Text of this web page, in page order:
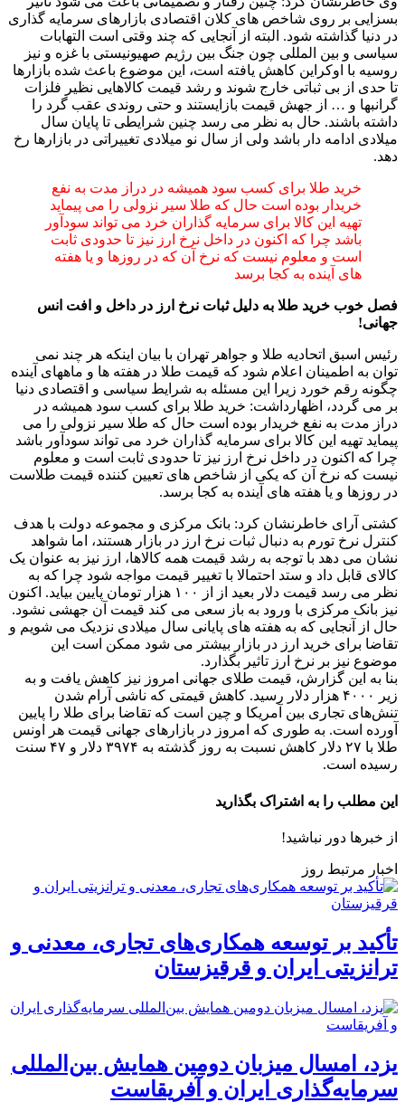
بسزایی بر روی شاخص های کلان اقتصادی بازارهای سرمایه گذاری
در دنیا گذاشته شود. البته از آنجایی که چند وقتی است التهابات
سیاسی و بین المللی چون جنگ بین رژیم صهیونیستی با غزه و نیز
روسیه با اوکراین کاهش یافته است، این موضوع باعث شده بازارها
تا حدی از بی ثباتی خارج شوند و رشد قیمت کالاهایی نظیر فلزات
گرانبها و … از جهش قیمت بازایستند و حتی روندی عقب گرد را
داشته باشند. حال به نظر می رسد چنین شرایطی تا پایان سال
میلادی ادامه دار باشد ولی از سال نو میلادی تغییراتی در بازارها رخ
دهد.
خرید طلا برای کسب سود همیشه در دراز مدت به نفع
خریدار بوده است حال که طلا سیر نزولی را می پیماید
تهیه این کالا برای سرمایه گذاران خرد می تواند سودآور
باشد چرا که اکنون در داخل نرخ ارز نیز تا حدودی ثابت
است و معلوم نیست که نرخ آن که در روزها و یا هفته
های آینده به کجا برسد
فصل خوب خرید طلا به دلیل ثبات نرخ ارز در داخل و افت انس
جهانی!
رئیس اسبق اتحادیه طلا و جواهر تهران با بیان اینکه هر چند نمی
توان به اطمینان اعلام شود که قیمت طلا در هفته ها و ماههای آینده
چگونه رقم خورد زیرا این مسئله به شرایط سیاسی و اقتصادی دنیا
بر می گردد، اظهارداشت: خرید طلا برای کسب سود همیشه در
دراز مدت به نفع خریدار بوده است حال که طلا سیر نزولی را می
پیماید تهیه این کالا برای سرمایه گذاران خرد می تواند سودآور باشد
چرا که اکنون در داخل نرخ ارز نیز تا حدودی ثابت است و معلوم
نیست که نرخ آن که یکی از شاخص های تعیین کننده قیمت طلاست
در روزها و یا هفته های آینده به کجا برسد.
کشتی آرای خاطرنشان کرد: بانک مرکزی و مجموعه دولت با هدف
کنترل نرخ تورم به دنبال ثبات نرخ ارز در بازار هستند، اما شواهد
نشان می دهد با توجه به رشد قیمت همه کالاها، ارز نیز به عنوان یک
کالای قابل داد و ستد احتمالا با تغییر قیمت مواجه شود چرا که به
نظر می رسد قیمت دلار بعید از از ۱۰۰ هزار تومان پایین بیاید. اکنون
نیز بانک مرکزی با ورود به باز سعی می کند قیمت آن جهشی نشود.
حال از آنجایی که به هفته های پایانی سال میلادی نزدیک می شویم و
تقاضا برای خرید ارز در بازار بیشتر می شود ممکن است این
موضوع نیز بر نرخ ارز تاثیر بگذارد.
بنا به این گزارش، قیمت طلای جهانی امروز نیز کاهش یافت و به
زیر ۴۰۰۰ هزار دلار رسید. کاهش قیمتی که ناشی آرام شدن
تنش‌های تجاری بین آمریکا و چین است که تقاضا برای طلا را پایین
آورده است. به طوری که امروز در بازارهای جهانی قیمت هر اونس
طلا با ۲۷ دلار کاهش نسبت به روز گذشته به ۳۹۷۴ دلار و ۴۷ سنت
رسیده است.
این مطلب را به اشتراک بگذارید
از خبرها دور نباشید!
اخبار مرتبط روز
تأکید بر توسعه همکاری‌های تجاری، معدنی و
ترانزیتی ایران و قرقیزستان
یزد، امسال میزبان دومین همایش بین‌المللی
سرمایه‌گذاری ایران و آفریقاست